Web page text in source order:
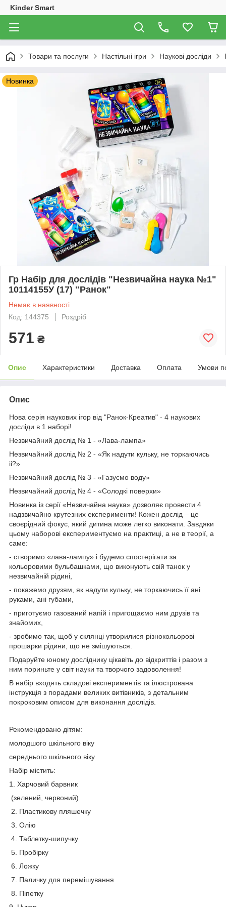
Kinder Smart
Товари та послуги Настільні ігри Наукові досліди
Новинка
Гр Набір для дослідів "Незвичайна наука №1"
10114155У (17) "Ранок"
Немає в наявності
Код: 144375
Роздріб
571 ₴
Опис Характеристики Доставка Оплата Умови
Опис
Нова серія наукових ігор від "Ранок-Креатив" - 4 наукових
досліди в 1 наборі!
Незвичайний дослiд № 1 - «Лава-лампа»
Незвичайний дослiд № 2 - «Як надути кульку, не торкаючись
ii?»
Незвичайний дослiд № 3 - «Газуємо воду»
Незвичайний дослiд № 4 - «Солодкі поверхи»
Новинка із серії «Незвичайна наука» дозволяє провести 4
надзвичайно крутезних експерименти! Кожен дослід – це
своєрідний фокус, який дитина може легко виконати. Завдяки
цьому наборові експериментуємо на практиці, а не в теорії, а
саме:
- створимо «лава-лампу» і будемо спостерігати за
кольоровими бульбашками, що виконують свій танок у
незвичайній рідині,
- покажемо друзям, як надути кульку, не торкаючись її ані
руками, ані губами,
- приготуємо газований напій і пригощаємо ним друзів та
знайомих,
- зробимо так, щоб у склянці утворилися різнокольорові
прошарки рідини, що не змішуються.
Подаруйте юному досліднику цікавіть до відкриттів і разом з
ним пориньте у світ науки та творчого задоволення!
В набір входять складові експериментів та ілюстрована
інструкція з порадами великих витівників, з детальним
покроковим описом для виконання дослідів.
Рекомендовано дітям:
молодшого шкільного віку
середнього шкільного віку
Набiр мiстить:
1. Харчовий барвник
(зелений, червоний)
2. Пластикову пляшечку
3. Олію
4. Таблетку-шипучку
5. Пробірку
6. Ложку
7. Паличку для перемішування
8. Піпетку